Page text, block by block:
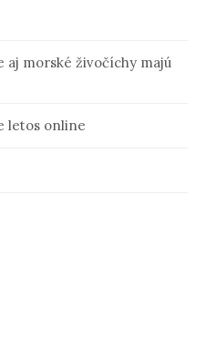
aj morské živočíchy majú
letos online